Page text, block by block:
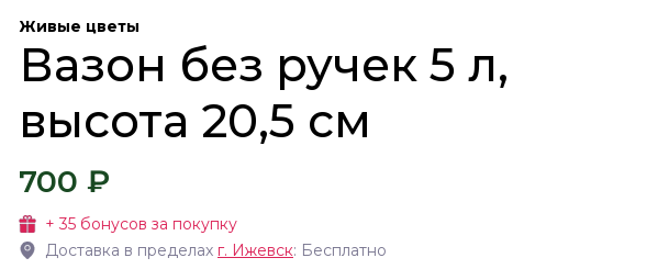
Живые цветы
Вазон без ручек 5 л,
высота 20,5 см
700 ₽
+35 бонусов за покупку
Доставка в пределах г. Ижевск: Бесплатно